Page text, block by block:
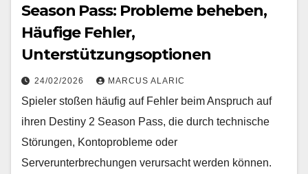
Season Pass: Probleme beheben,
Häufige Fehler,
Unterstützungsoptionen
24/02/2026 MARCUS ALARIC
Spieler stoßen häufig auf Fehler beim Anspruch auf
ihren Destiny 2 Season Pass, die durch technische
Störungen, Kontoprobleme oder
Serverunterbrechungen verursacht werden können.